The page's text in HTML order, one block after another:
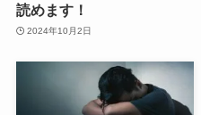
読めます！
2024年10月2日